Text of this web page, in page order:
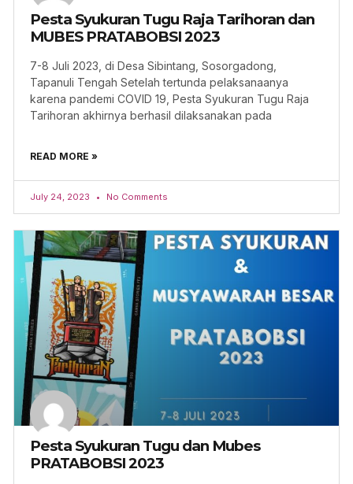
Pesta Syukuran Tugu Raja Tarihoran dan
MUBES PRATABOBSI 2023
7-8 Juli 2023, di Desa Sibintang, Sosorgadong,
Tapanuli Tengah Setelah tertunda pelaksanaanya
karena pandemi COVID 19, Pesta Syukuran Tugu Raja
Tarihoran akhirnya berhasil dilaksanakan pada
READ MORE »
July 24, 2023 No Comments
Pesta Syukuran Tugu dan Mubes
PRATABOBSI 2023